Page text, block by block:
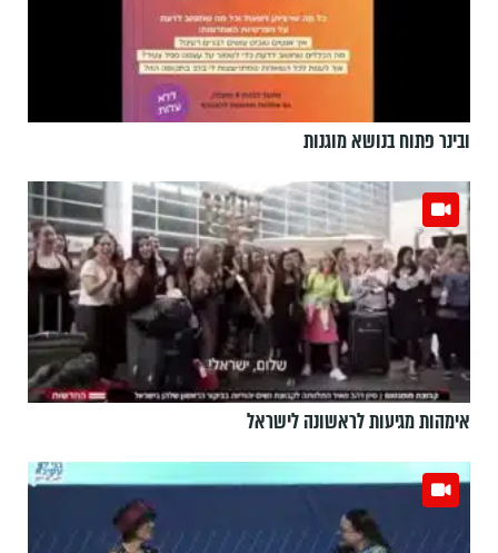
ובינר פתוח בנושא מוגנות
אימהות מגיעות לראשונה לישראל